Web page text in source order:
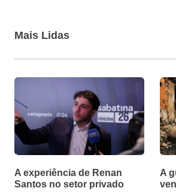
Mais Lidas
A experiência de Renan
Santos no setor privado
A